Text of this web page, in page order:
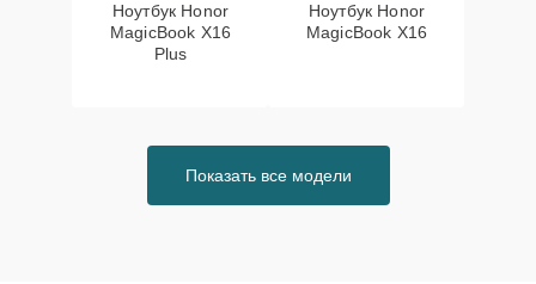
Ноутбук Honor
MagicBook X16
Plus
Ноутбук Honor
MagicBook X16
Показать все модели